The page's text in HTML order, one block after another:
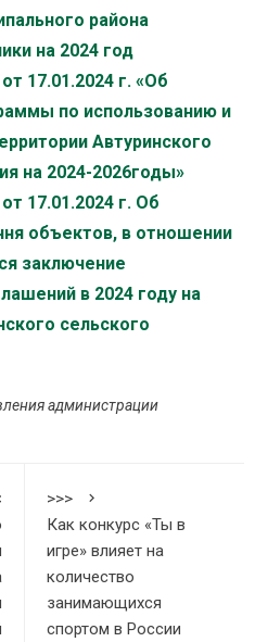
района
на 2024 год
17.01.2024 г. «Об
по использованию и
Автуринского
на 2024-2026годы»
17.01.2024 г. Об
объектов, в отношении
заключение
в 2024 году на
сельского
администрации
>>>
Как конкурс «Ты в
игре» влияет на
количество
занимающихся
спортом в России